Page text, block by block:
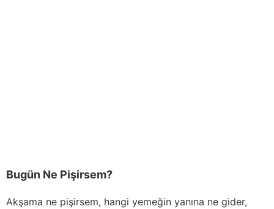
Bugün Ne Pişirsem?
Akşama ne pişirsem, hangi yemeğin yanına ne gider,